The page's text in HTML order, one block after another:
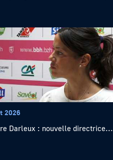
2026
Darleux : nouvelle directrice...